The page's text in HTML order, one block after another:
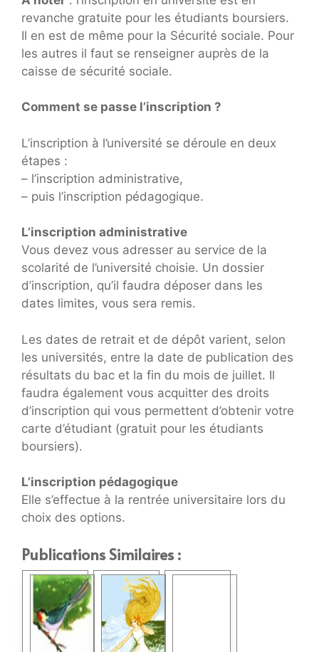
revanche gratuite pour les étudiants boursiers.
Il en est de même pour la Sécurité sociale. Pour
les autres il faut se renseigner auprès de la
caisse de sécurité sociale.
Comment se passe l’inscription ?
L’inscription à l’université se déroule en deux
étapes :
– l’inscription administrative,
– puis l’inscription pédagogique.
L’inscription administrative
Vous devez vous adresser au service de la
scolarité de l’université choisie. Un dossier
d’inscription, qu’il faudra déposer dans les
dates limites, vous sera remis.
Les dates de retrait et de dépôt varient, selon
les universités, entre la date de publication des
résultats du bac et la fin du mois de juillet. Il
faudra également vous acquitter des droits
d’inscription qui vous permettent d’obtenir votre
carte d’étudiant (gratuit pour les étudiants
boursiers).
L’inscription pédagogique
Elle s’effectue à la rentrée universitaire lors du
choix des options.
Publications Similaires :